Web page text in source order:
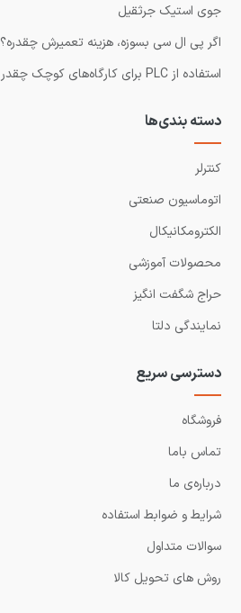
جوی استیک جرثقیل
اگر پی ال سی بسوزه، هزینه تعمیرش چقدره؟
استفاده از PLC برای کارگاه‌های کوچک چقدر هزینه داره؟
دسته بندی‌ها
کنترلر
اتوماسیون صنعتی
الکترومکانیکال
محصولات آموزشی
حراج شگفت انگیز
نمایندگی دلتا
دسترسی سریع
فروشگاه
تماس باما
درباره‌ی ما
شرایط و ضوابط استفاده
سوالات متداول
روش های تحویل کالا